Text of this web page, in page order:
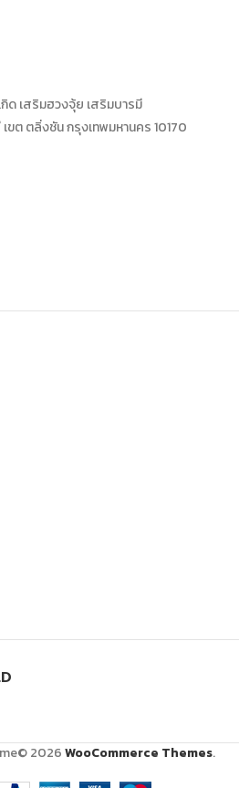
ด เสริมฮวงจุ้ย เสริมบารมี
ต ตลิ่งชัน กรุงเทพมหานคร 10170
2026WooCommerce Themes.